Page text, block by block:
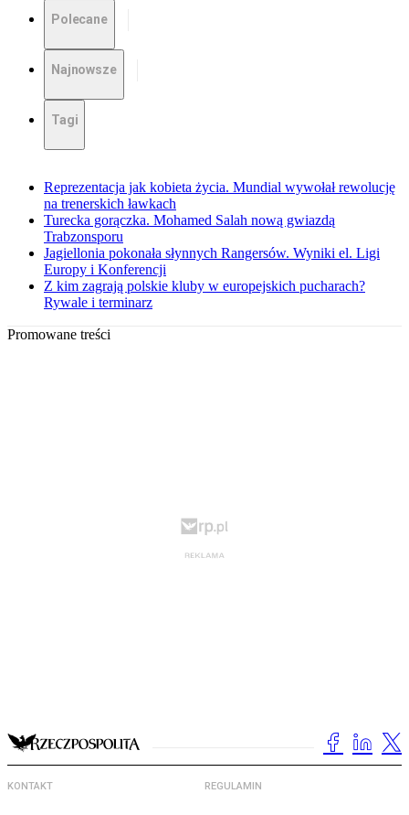
Polecane
Najnowsze
Tagi
Reprezentacja jak kobieta życia. Mundial wywołał rewolucję
na trenerskich ławkach
Turecka gorączka. Mohamed Salah nową gwiazdą
Trabzonsporu
Jagiellonia pokonała słynnych Rangersów. Wyniki el. Ligi
Europy i Konferencji
Z kim zagrają polskie kluby w europejskich pucharach?
Rywale i terminarz
Promowane treści
KONTAKT REGULAMIN